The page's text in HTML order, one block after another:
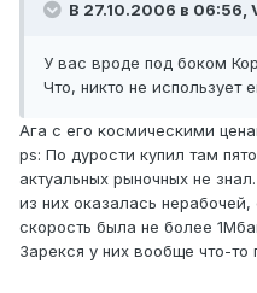
В 27.10.2006 в 06:56,
У вас вроде под боком
Что, никто не использует
Ага с его космическими
ps: По дурости купил там
актуальных рыночных не
из них оказалась
скорость была не более
Зарекся у них вообще что-то